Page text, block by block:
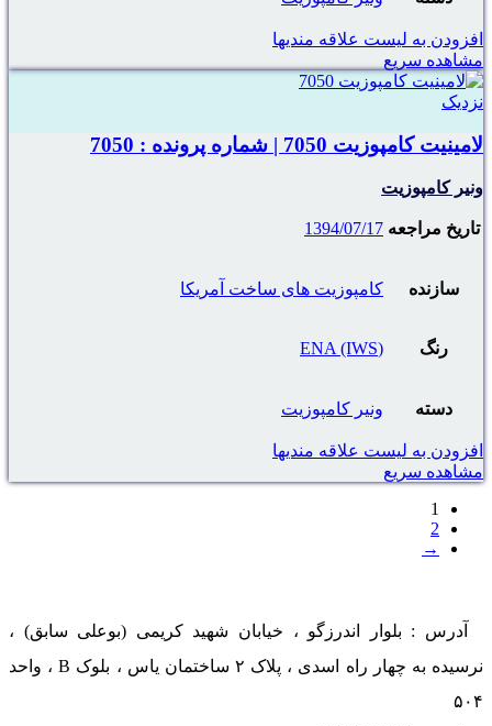
افزودن به لیست علاقه مندیها
مشاهده سریع
نزدیک
لامینیت کامپوزیت 7050 | شماره پرونده : 7050
ونیر کامپوزیت
تاریخ مراجعه 1394/07/17
سازنده کامپوزیت های ساخت آمریکا
رنگ (ENA (IWS
دسته ونیر کامپوزیت
افزودن به لیست علاقه مندیها
مشاهده سریع
1
2
→
آدرس : بلوار اندرزگو ، خیابان شهید کریمی (بوعلی سابق) ،
نرسیده به چهار راه اسدی ، پلاک ۲ ساختمان یاس ، بلوک B ، واحد
۵۰۴